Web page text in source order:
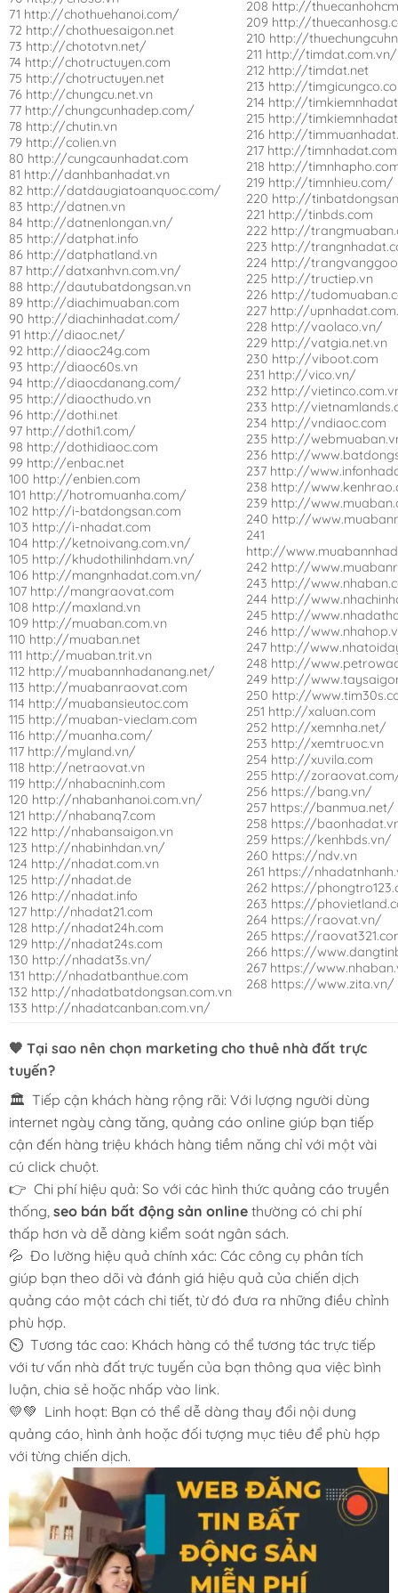
71 http://chothuehanoi.com/
72 http://chothuesaigon.net
73 http://chototvn.net/
74 http://chotructuyen.com
75 http://chotructuyen.net
76 http://chungcu.net.vn
77 http://chungcunhadep.com/
78 http://chutin.vn
79 http://colien.vn
80 http://cungcaunhadat.com
81 http://danhbanhadat.vn
82 http://datdaugiatoanquoc.com/
83 http://datnen.vn
84 http://datnenlongan.vn/
85 http://datphat.info
86 http://datphatland.vn
87 http://datxanhvn.com.vn/
88 http://dautubatdongsan.vn
89 http://diachimuaban.com
90 http://diachinhadat.com/
91 http://diaoc.net/
92 http://diaoc24g.com
93 http://diaoc60s.vn
94 http://diaocdanang.com/
95 http://diaocthudo.vn
96 http://dothi.net
97 http://dothi1.com/
98 http://dothidiaoc.com
99 http://enbac.net
100 http://enbien.com
101 http://hotromuanha.com/
102 http://i-batdongsan.com
103 http://i-nhadat.com
104 http://ketnoivang.com.vn/
105 http://khudothilinhdam.vn/
106 http://mangnhadat.com.vn/
107 http://mangraovat.com
108 http://maxland.vn
109 http://muaban.com.vn
110 http://muaban.net
111 http://muaban.trit.vn
112 http://muabannhadanang.net/
113 http://muabanraovat.com
114 http://muabansieutoc.com
115 http://muaban-vieclam.com
116 http://muanha.com/
117 http://myland.vn/
118 http://netraovat.vn
119 http://nhabacninh.com
120 http://nhabanhanoi.com.vn/
121 http://nhabanq7.com
122 http://nhabansaigon.vn
123 http://nhabinhdan.vn/
124 http://nhadat.com.vn
125 http://nhadat.de
126 http://nhadat.info
127 http://nhadat21.com
128 http://nhadat24h.com
129 http://nhadat24s.com
130 http://nhadat3s.vn/
131 http://nhadatbanthue.com
132 http://nhadatbatdongsan.com.vn
133 http://nhadatcanban.com.vn/
208 http://
209 http://
210 http://
211 http://timdat.com.vn/
212 http://timdat.net
213 http://
214 http://
215 http://
216 http://
217 http://timnhadat.com
218 http://
219 http://timnhieu.com/
220 http://
221 http://tinbds.com
222 http://
223 http://
224 http://
225 http://tructiep.vn
226 http://
227 http://
228 http://vaolaco.vn/
229 http://vatgia.net.vn
230 http://viboot.com
231 http://vico.vn/
232 http://
233 http://
234 http://vndiaoc.com
235 http://
236 http://
237 http://
238 http://
239 http://
240 http://
241
http://
242 http://
243 http://
244 http://
245 http://
246 http://
247 http://
248 http://
249 http://
250 http://
251 http://xaluan.com
252 http://xemnha.net/
253 http://xemtruoc.vn
254 http://xuvila.com
255 http://
256 https://bang.vn/
257 https://banmua.net/
258 https://
259 https://kenhbds.vn/
260 https://ndv.vn
261 https://
262 https://
263 https://
264 https://raovat.vn/
265 https://
266 https://
267 https://
268 https://www.zita.vn/
🧡 Tại sao nên chọn marketing cho thuê nhà đất trực
tuyến?
🏛️ Tiếp cận khách hàng rộng rãi: Với lượng người dùng
internet ngày càng tăng, quảng cáo online giúp bạn tiếp
cận đến hàng triệu khách hàng tiềm năng chỉ với một vài
cú click chuột.
👉 Chi phí hiệu quả: So với các hình thức quảng cáo truyền
thống, seo bán bất động sản online thường có chi phí
thấp hơn và dễ dàng kiểm soát ngân sách.
💦 Đo lường hiệu quả chính xác: Các công cụ phân tích
giúp bạn theo dõi và đánh giá hiệu quả của chiến dịch
quảng cáo một cách chi tiết, từ đó đưa ra những điều chỉnh
phù hợp.
⏲️ Tương tác cao: Khách hàng có thể tương tác trực tiếp
với tư vấn nhà đất trực tuyến của bạn thông qua việc bình
luận, chia sẻ hoặc nhấp vào link.
💛💚 Linh hoạt: Bạn có thể dễ dàng thay đổi nội dung
quảng cáo, hình ảnh hoặc đối tượng mục tiêu để phù hợp
với từng chiến dịch.